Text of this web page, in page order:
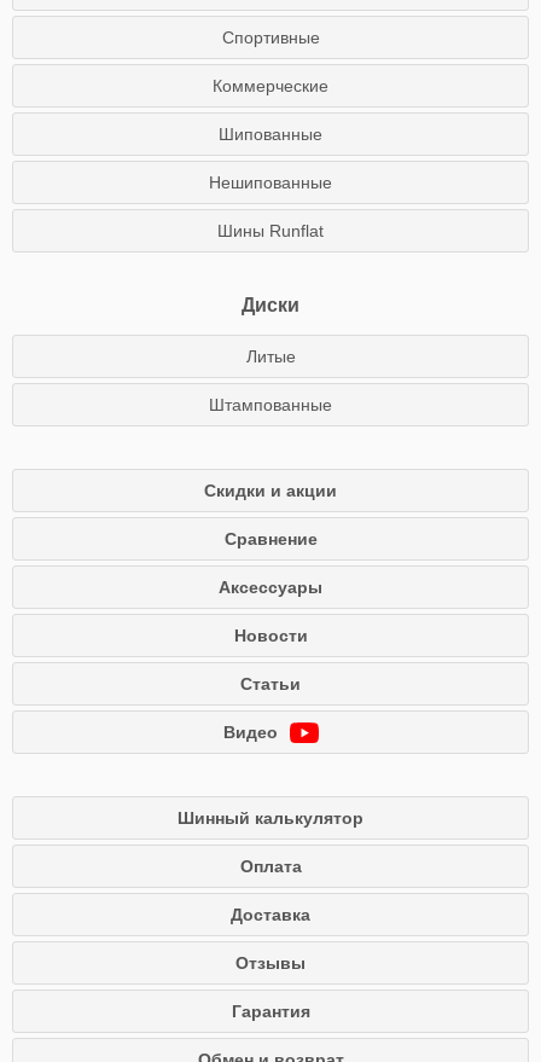
Спортивные
Коммерческие
Шипованные
Нешипованные
Шины Runflat
Диски
Литые
Штампованные
Скидки и акции
Сравнение
Аксессуары
Новости
Статьи
Видео
Шинный калькулятор
Оплата
Доставка
Отзывы
Гарантия